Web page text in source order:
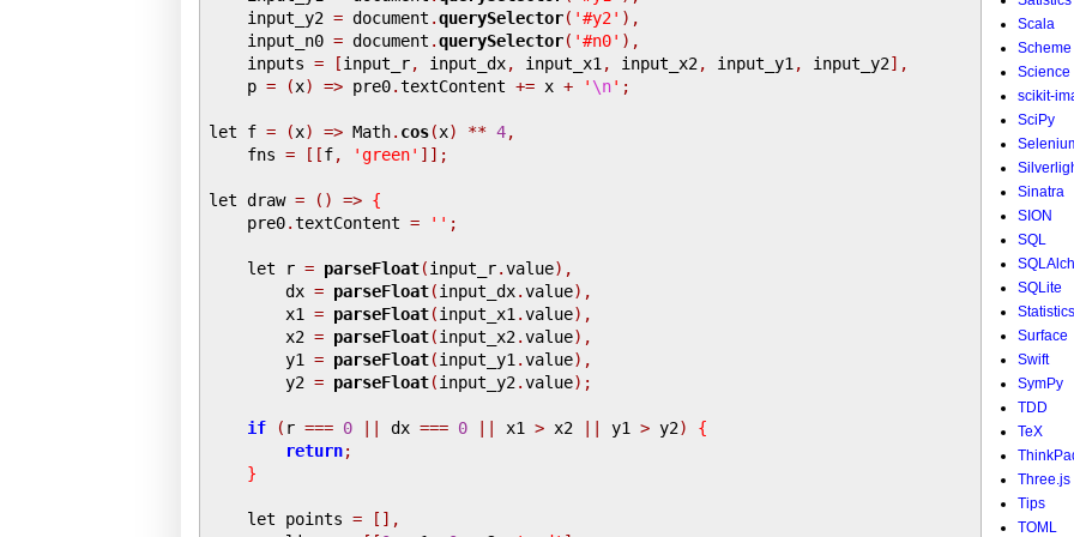
    input_y2
= document .querySelector( '#y2' ),
    input_n0
= document .querySelector( '#n0' ),
    inputs
= [input_r, input_dx, input_x1, input_x2, input_y1, input_y2],
    p
= (x) => pre0.textContent += x + ' \n' ;
let f = (x) => Math. cos(x) ** 4,
    fns
= [[f, 'green' ]];
let draw = () => {
    pre0
.textContent = '' ;
    let r
= parseFloat(input_r.value),
        dx
= parseFloat(input_dx.value),
        x1
= parseFloat(input_x1.value),
        x2
= parseFloat(input_x2.value),
        y1
= parseFloat(input_y1.value),
        y2
= parseFloat(input_y2.value);
if ( r === 0 dx === 0 x1 > x2 y1 > y2)
{
return;
}
    let points
=
[],
Scala
Scheme
Science
scikit-
SciPy
Sinatra
SION
SQL
SQLite
Statistics
Surface
Swift
SymPy
TDD
TeX
Three.js
Tips
TOML